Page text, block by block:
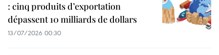
: cinq produits d’exportation
dépassent 10 milliards de dollars
13/07/2026 00:30